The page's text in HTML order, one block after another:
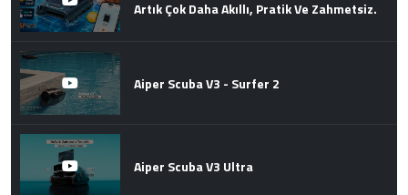
Artık Çok Daha Akıllı, Pratik Ve Zahmetsiz.
Aiper Scuba V3 - Surfer 2
Aiper Scuba V3 Ultra